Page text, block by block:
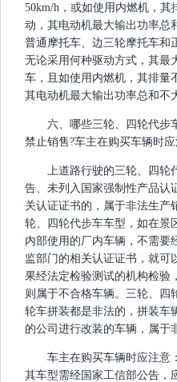
50km/h，或如使用内燃机，
动，其电动机最大输出功率总
普通摩托车、边三轮摩托车和
无论采用何种驱动方式，其最
车，且如使用内燃机，其排量
其电动机最大输出功率总和不
六、哪些三轮、四轮代步
禁止销售?车主在购买车辆时
上道路行驶的三轮、四轮
告、未列入国家强制性产品认
关认证证书的，属于非法生产
轮、四轮代步车车型，如在景
内部使用的厂内车辆，不需要
监部门的相关认证证书，就可
果经法定检验测试的机构检验
则属于不合格车辆。三轮、四
轮车拼装都是非法的，拼装车
的公司进行改装的车辆，属于
车主在购买车辆时应注意：
其车型需经国家工信部公告，